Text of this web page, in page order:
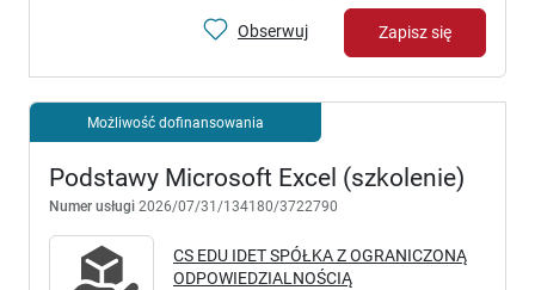
Obserwuj Zapisz się
Możliwość dofinansowania
Podstawy Microsoft Excel (szkolenie)
Numer usługi 2026/07/31/134180/3722790
CS EDU IDET SPÓŁKA Z OGRANICZONĄ
ODPOWIEDZIALNOŚCIĄ